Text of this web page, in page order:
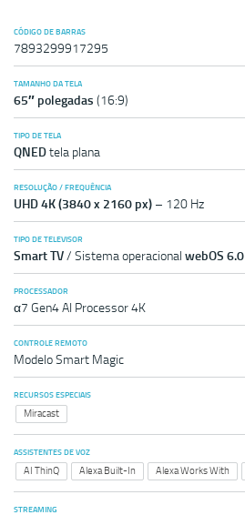
CÓDIGO DE BARRAS
7893299917295
TAMANHO DA TELA
65″ polegadas (16:9)
TIPO DE TELA
QNEDtela plana
RESOLUÇÃO / FREQUÊNCIA
UHD 4K (3840 x 2160 px) – 120 Hz
TIPO DE TELEVISOR
Smart TV / Sistema operacional webOS 6.0
PROCESSADOR
α7 Gen4 AI Processor 4K
CONTROLE REMOTO
Modelo Smart Magic
RECURSOS ESPECIAIS
Miracast
ASSISTENTES DE VOZ
AI ThinQ Alexa Built-In Alexa Works With
STREAMING